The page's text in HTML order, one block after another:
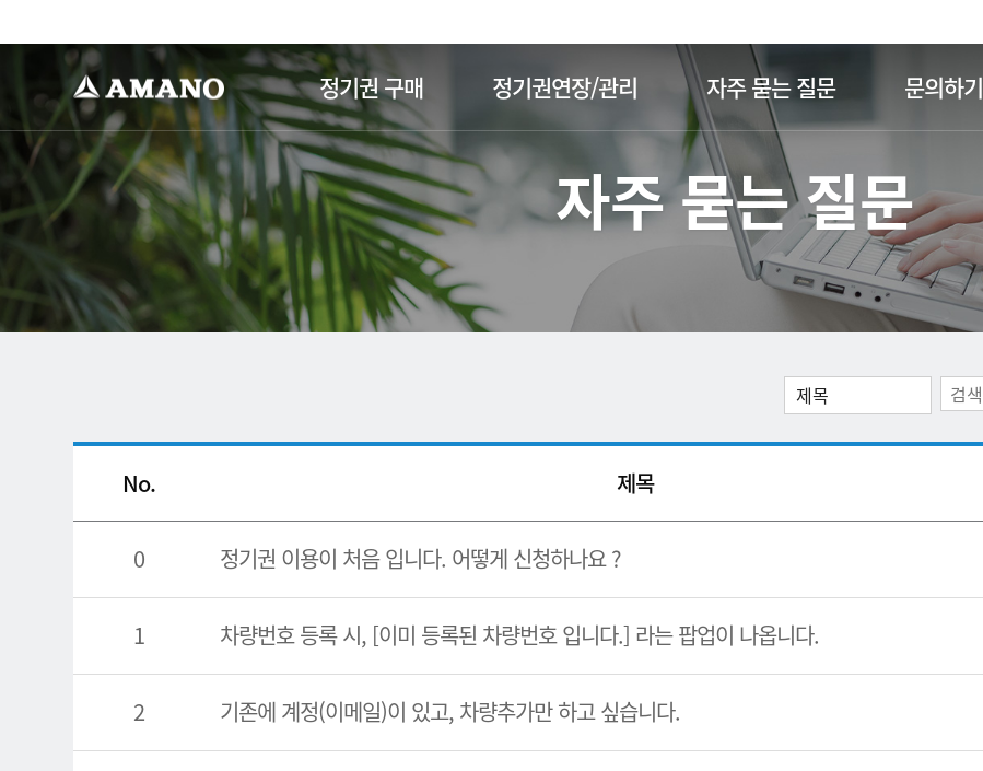
정기권 구매 정기권연장/관리 자주 묻는 질문 문의하기
자주 묻는 질문
No. 제목
0 정기권 이용이 처음 입니다. 어떻게 신청하나요 ?
1 차량번호 등록 시, [이미 등록된 차량번호 입니다.] 라는 팝업이 나옵니다.
2 기존에 계정(이메일)이 있고, 차량추가만 하고 싶습니다.